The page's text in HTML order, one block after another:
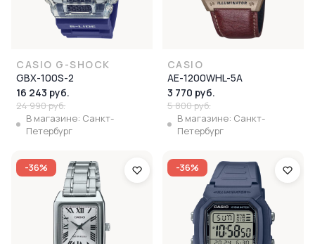
CASIO G-SHOCK
GBX-100S-2
16 243 руб.
24 990 руб.
В магазине: Санкт-
Петербург
CASIO
AE-1200WHL-5A
3 770 руб.
5 800 руб.
В магазине: Санкт-
Петербург
-36% -36%